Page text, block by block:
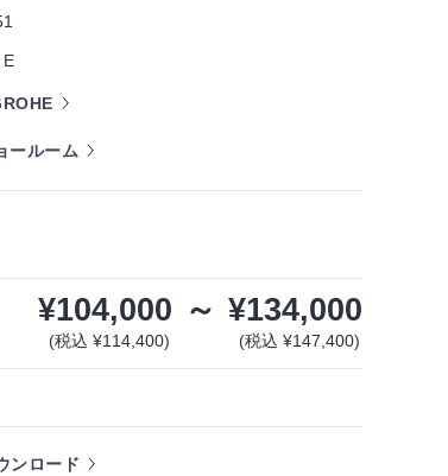
E
ールーム
¥104,000
(税込 ¥114,400)
～ ¥134,000
(税込 ¥147,400)
ンロード